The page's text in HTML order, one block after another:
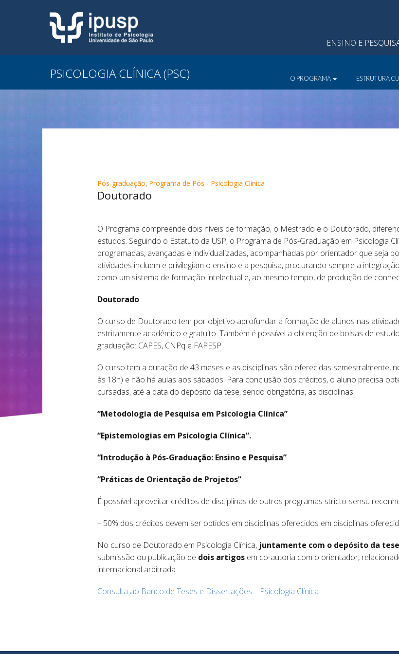
ENSINO E
PSICOLOGIA CLÍNICA (PSC) O PROGRAMA ESTRUTURA
Pós-graduação, Programa de Pós - Psicologia Clínica
Doutorado
O Programa compreende dois níveis de formação, o Mestrado e o Doutorado,
estudos. Seguindo o Estatuto da USP, o Programa de Pós-Graduação em Psicologia
programadas, avançadas e individualizadas, acompanhadas por orientador que seja
atividades incluem e privilegiam o ensino e a pesquisa, procurando sempre a
como um sistema de formação intelectual e, ao mesmo tempo, de produção de
Doutorado
O curso de Doutorado tem por objetivo aprofundar a formação de alunos nas
estritamente acadêmico e gratuito. Também é possível a obtenção de bolsas de
graduação: CAPES, CNPq e FAPESP.
O curso tem a duração de 43 meses e as disciplinas são oferecidas semestralmente,
às 18h) e não há aulas aos sábados. Para conclusão dos créditos, o aluno precisa
cursadas, até a data do depósito da tese, sendo obrigatória, as disciplinas:
“Metodologia de Pesquisa em Psicologia Clínica”
“Epistemologias em Psicologia Clínica”.
“Introdução à Pós-Graduação: Ensino e Pesquisa”
“Práticas de Orientação de Projetos”
É possível aproveitar créditos de disciplinas de outros programas stricto-sensu
– 50% dos créditos devem ser obtidos em disciplinas oferecidos em disciplinas
No curso de Doutorado em Psicologia Clínica, juntamente com o depósito da
submissão ou publicação de dois artigosem co-autoria com o orientador,
internacional arbitrada.
Consulta ao Banco de Teses e Dissertações – Psicologia Clínica